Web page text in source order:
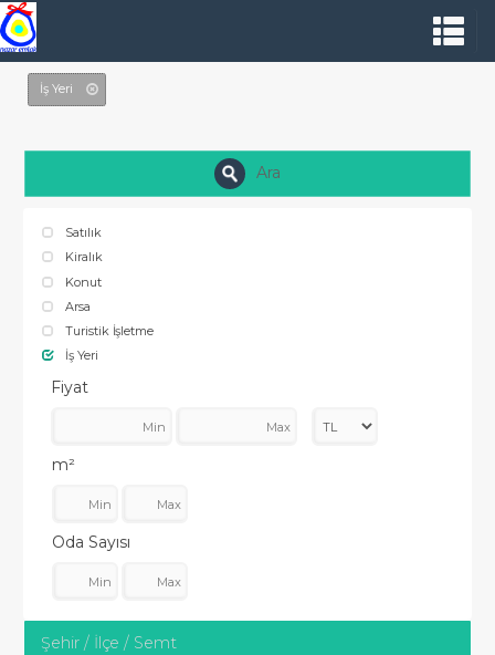
İş Yeri
Ara
Satılık
Kiralık
Konut
Arsa
Turistik İşletme
İş Yeri
Fiyat
m²
Oda Sayısı
Şehir / İlçe / Semt